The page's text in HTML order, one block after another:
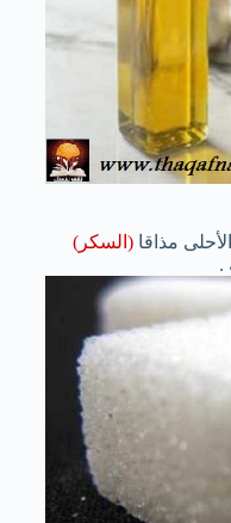
مذاقا (السكر)
.